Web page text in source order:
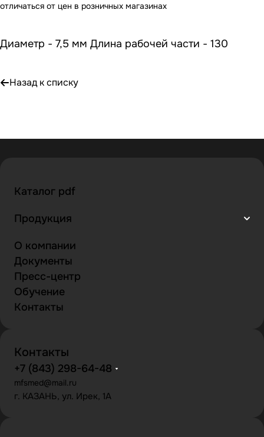
отличаться от цен в розничных магазинах
Диаметр - 7,5 мм Длина рабочей части - 130
Назад к списку
Каталог pdf
Продукция
О компании
Документы
Пресс-центр
Обучение
Контакты
Контакты
+7 (843) 298-64-48
mfsmed@mail.ru
г. КАЗАНЬ, ул. Ирек, 1А